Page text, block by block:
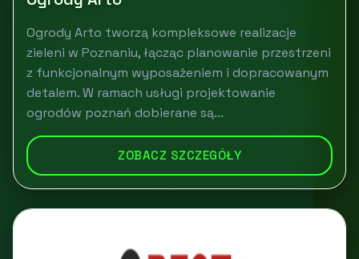
Ogrody Arto tworzą kompleksowe realizacje
zieleni w Poznaniu, łącząc planowanie przestrzeni
z funkcjonalnym wyposażeniem i dopracowanym
detalem. W ramach usługi projektowanie
ogrodów poznań dobierane są...
ZOBACZ SZCZEGÓŁY